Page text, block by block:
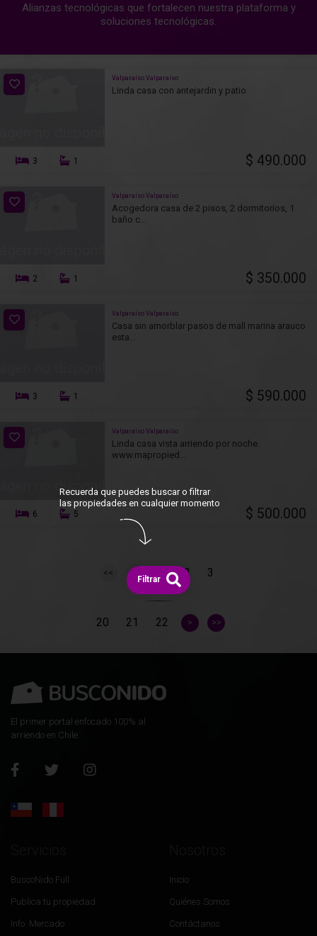
Alianzas tecnológicas que fortalecen nuestra plataforma y
soluciones tecnológicas.
Valparaíso Valparaíso
Linda casa con antejardin y patio
3 1 $ 490.000
Valparaíso Valparaíso
Acogedora casa de 2 pisos, 2 dormitorios, 1
baño c...
2 1 $ 350.000
Valparaíso Valparaíso
Casa sin amorblar pasos de mall marina arauco
esta...
3 1 $ 590.000
Valparaíso Valparaíso
Linda casa vista arriendo por noche.
www.mapropied...
6 5 $ 500.000
<< < 2 3
20 21 22 > >>
El primer portal enfocado 100% al
arriendo en Chile.
BuscoNido Full
Publica tu propiedad
Info. Mercado
Inicio
Quiénes Somos
Contáctanos
Recuerda que puedes buscar o filtrar
las propiedades en cualquier momento
Filtrar